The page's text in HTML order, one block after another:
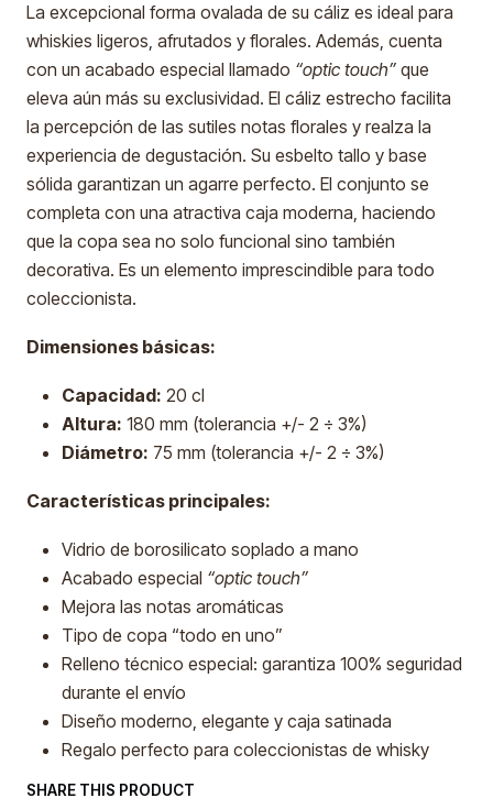
La excepcional forma ovalada de su cáliz es ideal para
whiskies ligeros, afrutados y florales. Además, cuenta
con un acabado especial llamado “optic touch” que
eleva aún más su exclusividad. El cáliz estrecho facilita
la percepción de las sutiles notas florales y realza la
experiencia de degustación. Su esbelto tallo y base
sólida garantizan un agarre perfecto. El conjunto se
completa con una atractiva caja moderna, haciendo
que la copa sea no solo funcional sino también
decorativa. Es un elemento imprescindible para todo
coleccionista.
Dimensiones básicas:
Capacidad: 20 cl
Altura: 180 mm (tolerancia +/- 2 ÷ 3%)
Diámetro: 75 mm (tolerancia +/- 2 ÷ 3%)
Características principales:
Vidrio de borosilicato soplado a mano
Acabado especial “optic touch”
Mejora las notas aromáticas
Tipo de copa “todo en uno”
Relleno técnico especial: garantiza 100% seguridad
durante el envío
Diseño moderno, elegante y caja satinada
Regalo perfecto para coleccionistas de whisky
SHARE THIS PRODUCT